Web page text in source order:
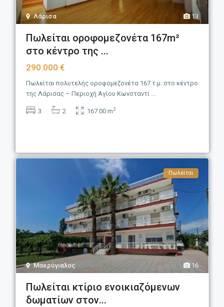
13
Λάρισα
Πωλείται οροφομεζονέτα 167m²
στο κέντρο της ...
290.000 €
Πωλείται πολυτελής οροφομεζονέτα 167 τ.μ. στο κέντρο
της Λάρισας – Περιοχή Αγίου Κωνσταντί ...
3 2 167.00 m2
16
Μακρύγιαλος
Πωλείται
Πωλείται κτίριο ενοικιαζόμενων
δωματίων στον...